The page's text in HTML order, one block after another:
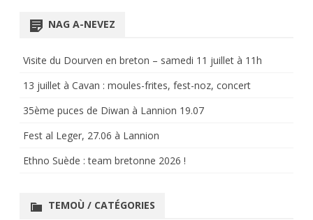
NAG A-NEVEZ
Visite du Dourven en breton – samedi 11 juillet à 11h
13 juillet à Cavan : moules-frites, fest-noz, concert
35ème puces de Diwan à Lannion 19.07
Fest al Leger, 27.06 à Lannion
Ethno Suède : team bretonne 2026 !
TEMOÙ / CATÉGORIES